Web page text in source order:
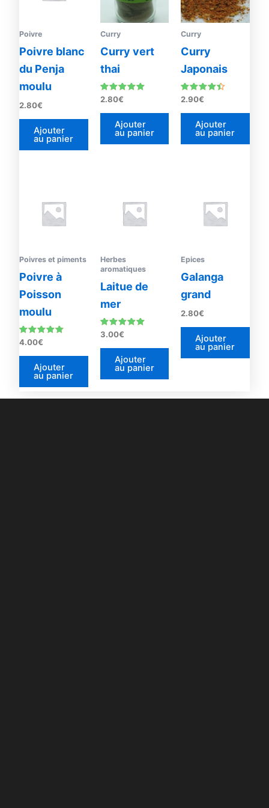
Poivre
Poivre blanc
du Penja
moulu
2.80€
Ajouter
au panier
Curry
Curry vert
thai
Note
sur 5
2.80€
Ajouter
au panier
Curry
Curry
Japonais
Note
sur 5
2.90€
Ajouter
au panier
Poivres et piments
Poivre à
Poisson
moulu
Note
5.00
sur 5
4.00€
Ajouter
au panier
Herbes
aromatiques
Laitue de
mer
Note
5.00
sur 5
3.00€
Ajouter
au panier
Epices
Galanga
grand
2.80€
Ajouter
au panier